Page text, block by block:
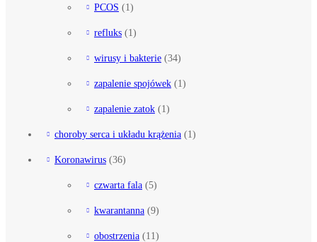
PCOS (1)
refluks (1)
wirusy i bakterie (34)
zapalenie spojówek (1)
zapalenie zatok (1)
choroby serca i układu krążenia (1)
Koronawirus (36)
czwarta fala (5)
kwarantanna (9)
obostrzenia (11)